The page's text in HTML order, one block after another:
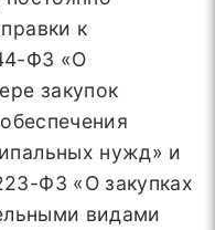
к
ФЗ «О
закупок
нужд» и
ФЗ «О закупках
видами